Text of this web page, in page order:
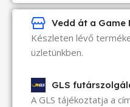
Vedd át a Game
Készleten lévő
üzletünkben.
GLS
A GLS tájékoztatja a